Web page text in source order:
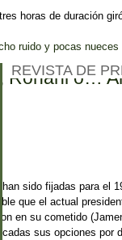
horas de duración
ruido y pocas nueces
Rohani o…
sido fijadas para el
que el actual
en su cometido
sus opciones
REVISTA DE